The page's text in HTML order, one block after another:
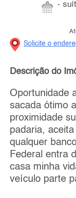
-
Solicite o
Descrição do
Oportunidade
sacada ótimo
proximidade
padaria,
qualquer
Federal entra
casa minha
veículo parte